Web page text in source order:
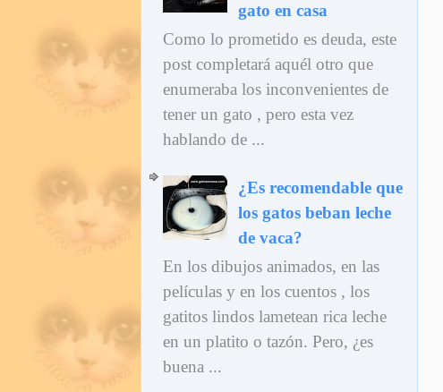
gato en casa
Como lo prometido es deuda, este
post completará aquél otro que
enumeraba los inconvenientes de
tener un gato , pero esta vez
hablando de ...
¿Es recomendable que
los gatos beban leche
de vaca?
En los dibujos animados, en las
películas y en los cuentos , los
gatitos lindos lametean rica leche
en un platito o tazón. Pero, ¿es
buena ...